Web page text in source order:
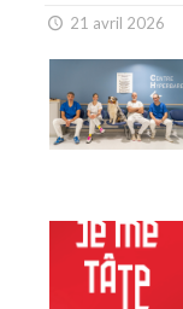
21 avril 2026